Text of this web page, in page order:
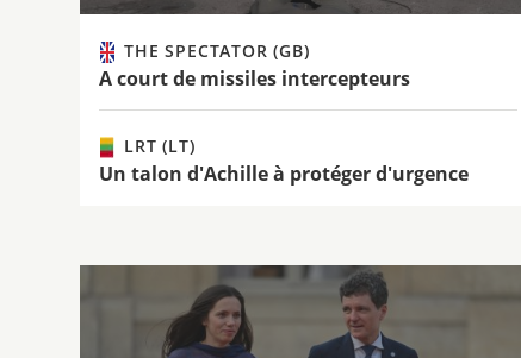
THE SPECTATOR (GB)
A court de missiles intercepteurs
LRT (LT)
Un talon d'Achille à protéger d'urgence